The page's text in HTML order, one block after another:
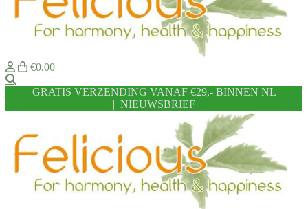
€0,00
GRATIS VERZENDING VANAF €29,- BINNEN NL
| NIEUWSBRIEF